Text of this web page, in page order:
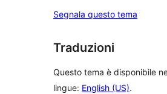
Segnala questo tema
Traduzioni
Questo tema è disponibile
lingue: English (US).